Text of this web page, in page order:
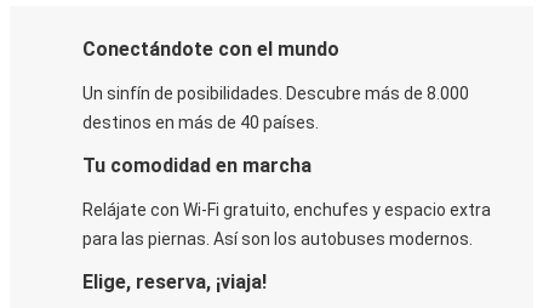
Conectándote con el mundo
Un sinfín de posibilidades. Descubre más de 8.000
destinos en más de 40 países.
Tu comodidad en marcha
Relájate con Wi-Fi gratuito, enchufes y espacio extra
para las piernas. Así son los autobuses modernos.
Elige, reserva, ¡viaja!